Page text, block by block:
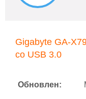
Gigabyte GA-
co USB 3.0
Обновлен: